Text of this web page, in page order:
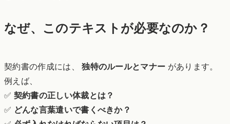
なぜ、このテキストが必要なのか？
契約書の作成には、独特のルールとマナー があります。
例えば、
✅ 契約書の正しい体裁とは？
✅ どんな言葉遣いで書くべきか？